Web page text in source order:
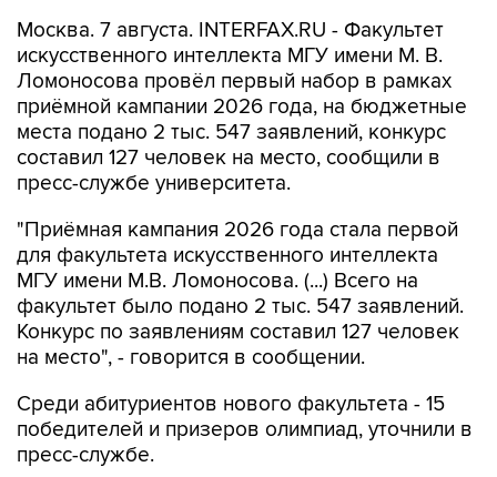
Москва. 7 августа. INTERFAX.RU - Факультет
искусственного интеллекта МГУ имени М. В.
Ломоносова провёл первый набор в рамках
приёмной кампании 2026 года, на бюджетные
места подано 2 тыс. 547 заявлений, конкурс
составил 127 человек на место, сообщили в
пресс-службе университета.
"Приёмная кампания 2026 года стала первой
для факультета искусственного интеллекта
МГУ имени М.В. Ломоносова. (...) Всего на
факультет было подано 2 тыс. 547 заявлений.
Конкурс по заявлениям составил 127 человек
на место", - говорится в сообщении.
Среди абитуриентов нового факультета - 15
победителей и призеров олимпиад, уточнили в
пресс-службе.